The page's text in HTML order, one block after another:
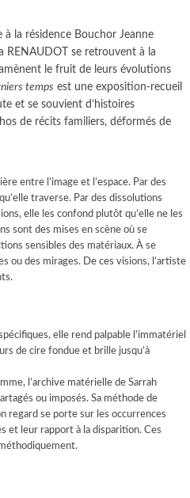
à la résidence Bouchor Jeanne
RENAUDOT se retrouvent à la
le fruit de leurs évolutions
temps est une exposition-recueil
et se souvient d’histoires
de récits familiers, déformés de
entre l’image et l’espace. Par des
traverse. Par des dissolutions
elle les confond plutôt qu’elle ne les
sont des mises en scène où se
sensibles des matériaux. À se
ou des mirages. De ces visions, l’artiste
elle rend palpable l’immatériel
de cire fondue et brille jusqu’à
l’archive matérielle de Sarrah
ou imposés. Sa méthode de
regard se porte sur les occurrences
et leur rapport à la disparition. Ces